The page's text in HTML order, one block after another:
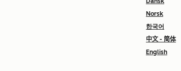
Norsk
한국어
中文 - 简体
English